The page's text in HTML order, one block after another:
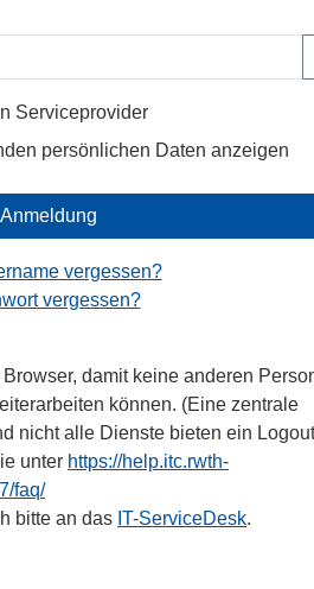
Serviceprovider
persönlichen Daten anzeigen
Anmeldung
vergessen?
vergessen?
damit keine anderen
können. (Eine zentrale
nicht alle Dienste bieten ein
unter https://help.itc.rwth-
faq/
bitte an das IT-ServiceDesk.